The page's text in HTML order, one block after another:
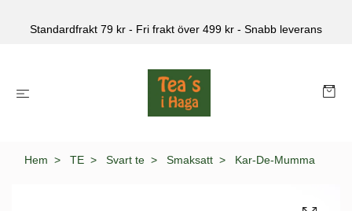
Standardfrakt 79 kr - Fri frakt över 499 kr - Snabb leverans
Hem TE Svart te Smaksatt Kar-De-Mumma